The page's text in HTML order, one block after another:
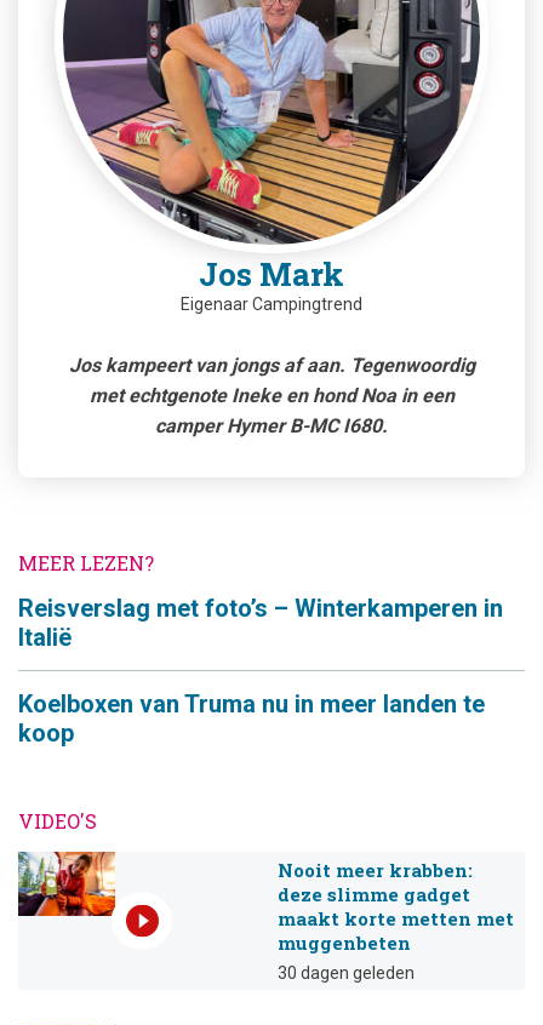
Jos Mark
Eigenaar Campingtrend
Jos kampeert van jongs af aan. Tegenwoordig
met echtgenote Ineke en hond Noa in een
camper Hymer B-MC I680.
MEER LEZEN?
Reisverslag met foto’s – Winterkamperen in
Italië
Koelboxen van Truma nu in meer landen te
koop
VIDEO'S
Nooit meer krabben:
deze slimme gadget
maakt korte metten met
muggenbeten
30 dagen geleden